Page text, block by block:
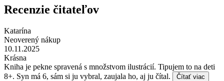
Recenzie čitateľov
Katarína
Neoverený nákup
10.11.2025
Krásna
Kniha je pekne spravená s množstvom ilustrácií. Tipujem to na deti
8+. Syn má 6, sám si ju vybral, zaujala ho, aj ju čítal.
Čítať viac